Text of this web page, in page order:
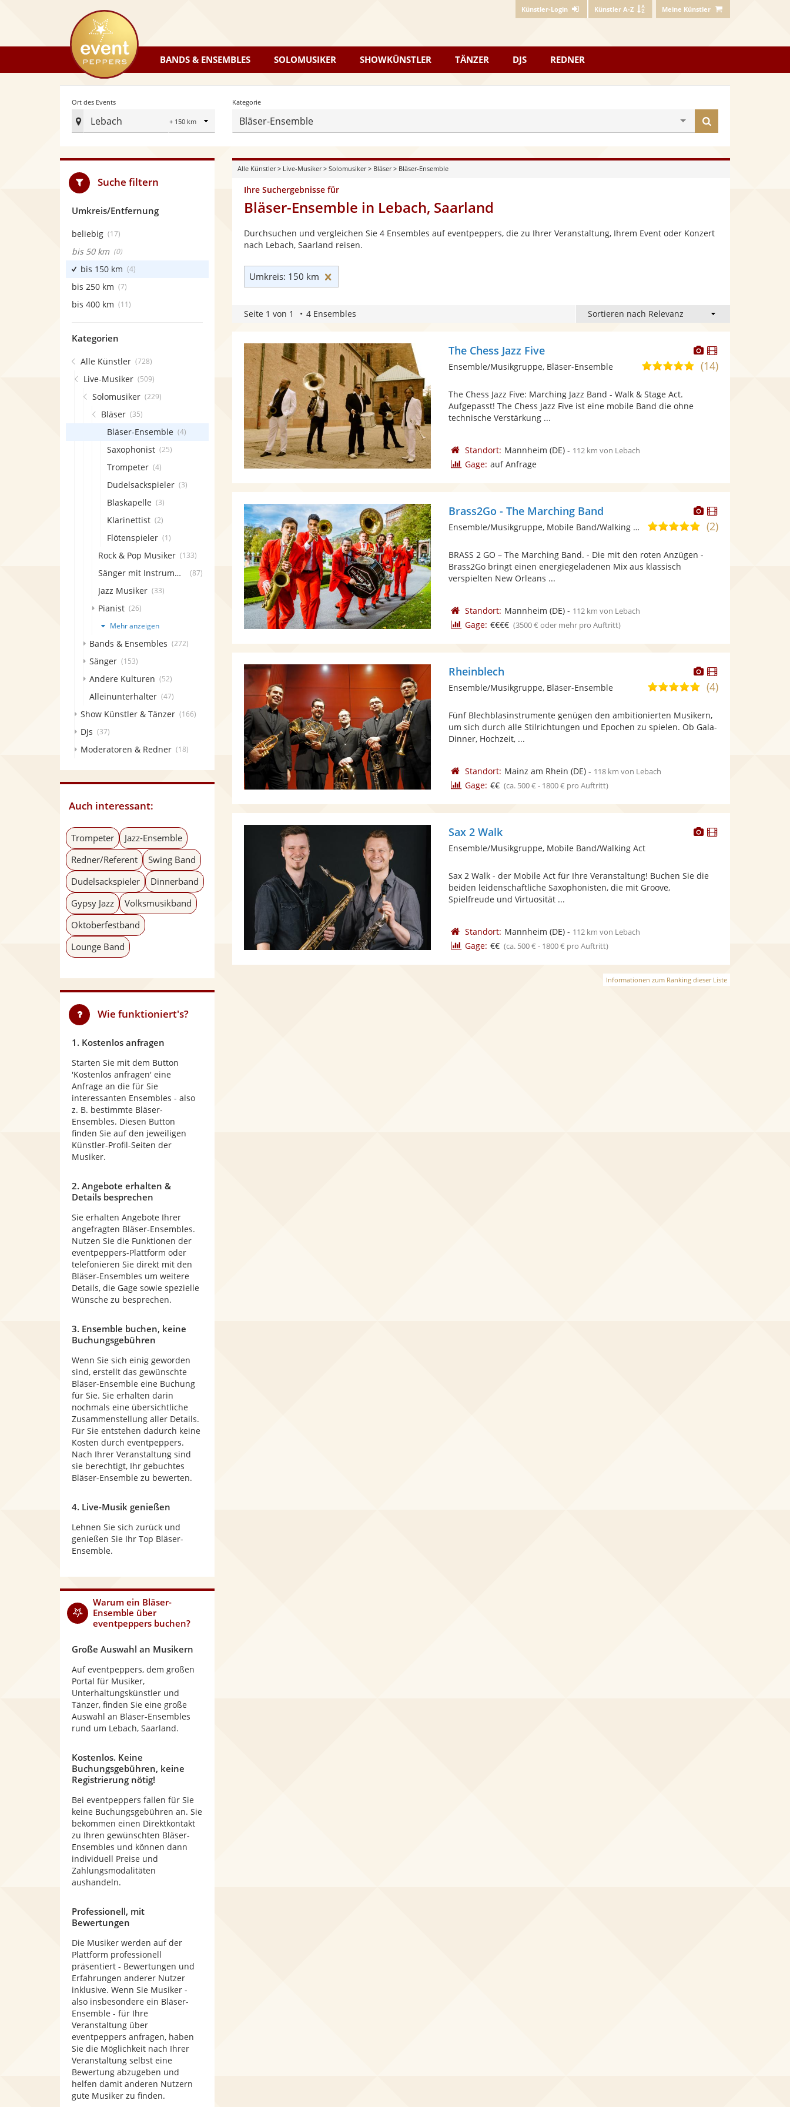
Künstler-Login Künstler A-Z Meine Künstler
eventpeppers
BANDS & ENSEMBLES SOLOMUSIKER SHOWKÜNSTLER TÄNZER DJS REDNER
Ort des Events
Lebach
Radius
Ort
Events
festlegen
Kategorie
Bläser-Ensemble
finden
Alle Künstler> Live-Musiker> Solomusiker> Bläser> Bläser-Ensemble
Ihre Suchergebnisse für
Bläser-Ensemble in Lebach, Saarland
Durchsuchen und vergleichen Sie 4 Ensembles auf eventpeppers, die zu Ihrer Veranstaltung, Ihrem Event oder Konzert
nach Lebach, Saarland reisen.
Umkreis: 150 km
Seite 1 von 1 4 Ensembles
Dieser
Künstler
stellt
Dieser
Künstler
The Chess Jazz Five
5,0(14)
Ensemble/Musikgruppe, Bläser-Ensemble
The Chess Jazz Five: Marching Jazz Band - Walk & Stage Act.
Aufgepasst! The Chess Jazz Five ist eine mobile Band die ohne
technische Verstärkung ...
Standort: Mannheim (DE)- 112 km von Lebach
Gage: auf Anfrage
Dieser
Künstler
stellt
Dieser
Künstler
Brass2Go - The Marching Band
5,0
5
(2)
Ensemble/Musikgruppe, Mobile Band/Walking Act
BRASS 2 GO – The Marching Band. - Die mit den roten Anzügen -
Brass2Go bringt einen energiegeladenen Mix aus klassisch
verspielten New Orleans ...
Standort: Mannheim (DE)- 112 km von Lebach
Gage: €€€€ (3500 € oder mehr pro Auftritt)
Dieser
Künstler
stellt
bereit.
Dieser
Künstler
Rheinblech
5,0
5
Sternen
(4)
Ensemble/Musikgruppe, Bläser-Ensemble
Fünf Blechblasinstrumente genügen den ambitionierten Musikern,
um sich durch alle Stilrichtungen und Epochen zu spielen. Ob Gala-
Dinner, Hochzeit, ...
Standort: Mainz am Rhein (DE)- 118 km von Lebach
Gage: €€ (ca. 500 € - 1800 € pro Auftritt)
Dieser
bereit.
Dieser
Sax 2 Walk
Ensemble/Musikgruppe, Mobile Band/Walking Act
Sax 2 Walk - der Mobile Act für Ihre Veranstaltung! Buchen Sie die
beiden leidenschaftliche Saxophonisten, die mit Groove,
Spielfreude und Virtuosität ...
Standort: Mannheim (DE)- 112 km von Lebach
Gage: €€ (ca. 500 € - 1800 € pro Auftritt)
Informationen zum Ranking dieser Liste
Suche filtern
Umkreis/Entfernung
beliebig (17)
bis 50 km (0)
bis 150 km (4)
bis 250 km (7)
bis 400 km (11)
Kategorien
Alle Künstler (728)
Live-Musiker (509)
Solomusiker (229)
Bläser (35)
Bläser-Ensemble (4)
Saxophonist (25)
Trompeter (4)
Dudelsackspieler (3)
Blaskapelle (3)
Klarinettist (2)
Flötenspieler (1)
Rock & Pop Musiker (133)
Sänger mit Instrument (87)
Jazz Musiker (33)
Pianist (26)
Mehr anzeigen
Bands & Ensembles (272)
Sänger (153)
Andere Kulturen (52)
Alleinunterhalter (47)
Show Künstler & Tänzer (166)
DJs (37)
Moderatoren & Redner (18)
Auch interessant:
Trompeter
Jazz-Ensemble
Redner/Referent
Swing Band
Dudelsackspieler
Dinnerband
Gypsy Jazz
Volksmusikband
Oktoberfestband
Lounge Band
Wie funktioniert's?
1. Kostenlos anfragen
Starten Sie mit dem Button
'Kostenlos anfragen' eine
Anfrage an die für Sie
interessanten Ensembles - also
z. B. bestimmte Bläser-
Ensembles. Diesen Button
finden Sie auf den jeweiligen
Künstler-Profil-Seiten der
Musiker.
2. Angebote erhalten &
Details besprechen
Sie erhalten Angebote Ihrer
angefragten Bläser-Ensembles.
Nutzen Sie die Funktionen der
eventpeppers-Plattform oder
telefonieren Sie direkt mit den
Bläser-Ensembles um weitere
Details, die Gage sowie spezielle
Wünsche zu besprechen.
3. Ensemble buchen, keine
Buchungsgebühren
Wenn Sie sich einig geworden
sind, erstellt das gewünschte
Bläser-Ensemble eine Buchung
für Sie. Sie erhalten darin
nochmals eine übersichtliche
Zusammenstellung aller Details.
Für Sie entstehen dadurch keine
Kosten durch eventpeppers.
Nach Ihrer Veranstaltung sind
sie berechtigt, Ihr gebuchtes
Bläser-Ensemble zu bewerten.
4. Live-Musik genießen
Lehnen Sie sich zurück und
genießen Sie Ihr Top Bläser-
Ensemble.
Warum ein Bläser-
Ensemble über
eventpeppers buchen?
Große Auswahl an Musikern
Auf eventpeppers, dem großen
Portal für Musiker,
Unterhaltungskünstler und
Tänzer, finden Sie eine große
Auswahl an Bläser-Ensembles
rund um Lebach, Saarland.
Kostenlos. Keine
Buchungsgebühren, keine
Registrierung nötig!
Bei eventpeppers fallen für Sie
keine Buchungsgebühren an. Sie
bekommen einen Direktkontakt
zu Ihren gewünschten Bläser-
Ensembles und können dann
individuell Preise und
Zahlungsmodalitäten
aushandeln.
Professionell, mit
Bewertungen
Die Musiker werden auf der
Plattform professionell
präsentiert - Bewertungen und
Erfahrungen anderer Nutzer
inklusive. Wenn Sie Musiker -
also insbesondere ein Bläser-
Ensemble - für Ihre
Veranstaltung über
eventpeppers anfragen, haben
Sie die Möglichkeit nach Ihrer
Veranstaltung selbst eine
Bewertung abzugeben und
helfen damit anderen Nutzern
gute Musiker zu finden.